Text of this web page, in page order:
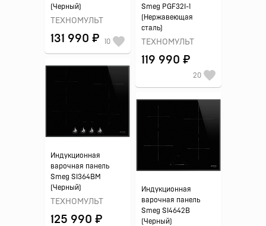
(Черный)
ТЕХНОМУЛЬТ
131 990 ₽ 10
Smeg PGF32I-1
(Нержавеющая
сталь)
ТЕХНОМУЛЬТ
119 990 ₽
20
Индукционная
варочная панель
Smeg SI364BM
(Черный)
ТЕХНОМУЛЬТ
125 990 ₽
Индукционная
варочная панель
Smeg SI4642B
(Черный)